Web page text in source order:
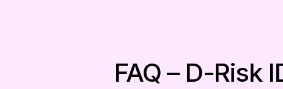
FAQ – D-Risk